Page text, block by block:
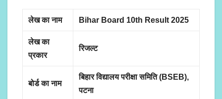
लेख का नाम Bihar Board 10th Result 2025
लेख का
प्रकार
रिजल्ट
बोर्ड का नाम
बिहार विद्यालय परीक्षा समिति (BSEB),
पटना